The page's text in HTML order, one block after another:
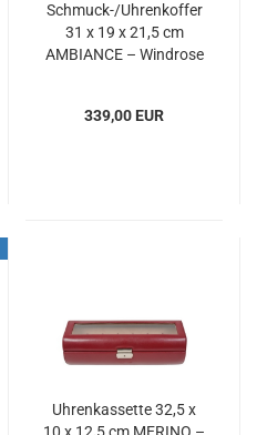
Schmuck-/Uhrenkoffer
31 x 19 x 21,5 cm
AMBIANCE – Windrose
339,00 EUR
Uhrenkassette 32,5 x